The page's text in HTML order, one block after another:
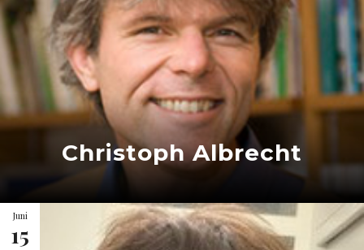
Christoph Albrecht
Juni
15